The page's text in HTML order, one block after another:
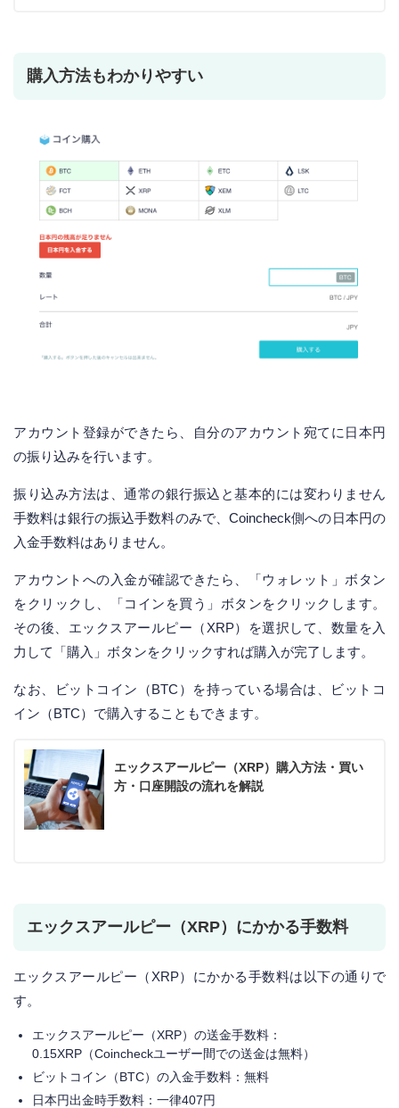
購入方法もわかりやすい
アカウント登録ができたら、自分のアカウント宛てに日本円
の振り込みを行います。
振り込み方法は、通常の銀行振込と基本的には変わりません
手数料は銀行の振込手数料のみで、Coincheck側への日本円の
入金手数料はありません。
アカウントへの入金が確認できたら、「ウォレット」ボタン
をクリックし、「コインを買う」ボタンをクリックします。
その後、エックスアールピー（XRP）を選択して、数量を入
力して「購入」ボタンをクリックすれば購入が完了します。
なお、ビットコイン（BTC）を持っている場合は、ビットコ
イン（BTC）で購入することもできます。
エックスアールピー（XRP）購入方法・買い
方・口座開設の流れを解説
エックスアールピー（XRP）にかかる手数料
エックスアールピー（XRP）にかかる手数料は以下の通りで
す。
エックスアールピー（XRP）の送金手数料：
0.15XRP（Coincheckユーザー間での送金は無料）
ビットコイン（BTC）の入金手数料：無料
日本円出金時手数料：一律407円